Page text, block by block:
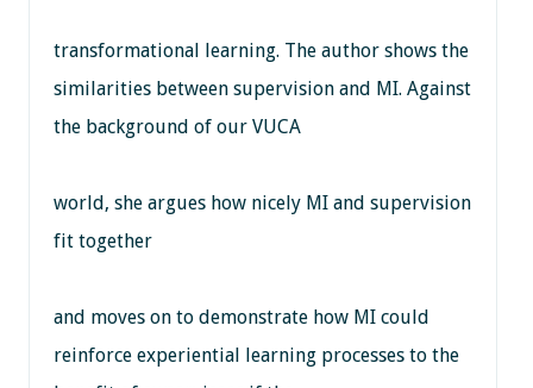
transformational learning. The author shows the
similarities between supervision and MI. Against
the background of our VUCA
world, she argues how nicely MI and supervision
fit together
and moves on to demonstrate how MI could
reinforce experiential learning processes to the